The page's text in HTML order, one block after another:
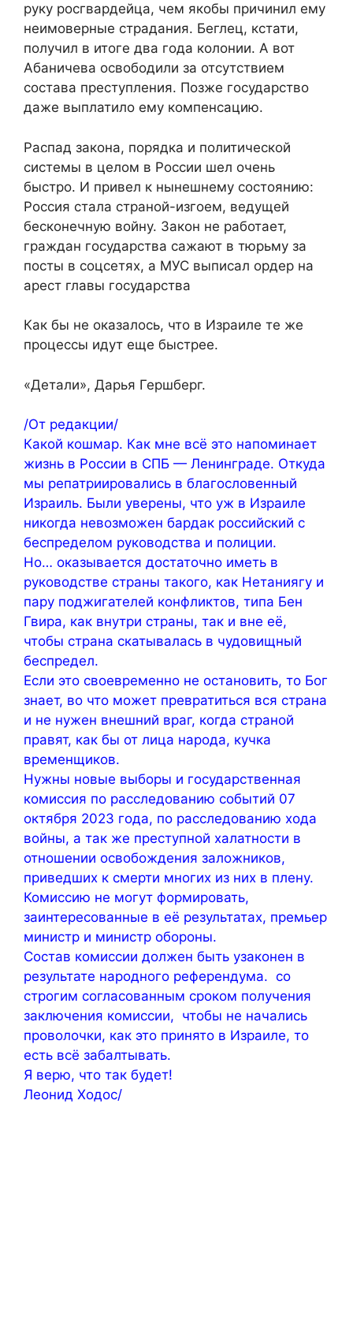
руку росгвардейца, чем якобы причинил ему
неимоверные страдания. Беглец, кстати,
получил в итоге два года колонии. А вот
Абаничева освободили за отсутствием
состава преступления. Позже государство
даже выплатило ему компенсацию.
Распад закона, порядка и политической
системы в целом в России шел очень
быстро. И привел к нынешнему состоянию:
Россия стала страной-изгоем, ведущей
бесконечную войну. Закон не работает,
граждан государства сажают в тюрьму за
посты в соцсетях, а МУС выписал ордер на
арест главы государства
Как бы не оказалось, что в Израиле те же
процессы идут еще быстрее.
«Детали», Дарья Гершберг.
/От редакции/
Какой кошмар. Как мне всё это напоминает
жизнь в России в СПБ — Ленинграде. Откуда
мы репатриировались в благословенный
Израиль. Были уверены, что уж в Израиле
никогда невозможен бардак российский с
беспределом руководства и полиции.
Но… оказывается достаточно иметь в
руководстве страны такого, как Нетаниягу и
пару поджигателей конфликтов, типа Бен
Гвира, как внутри страны, так и вне её,
чтобы страна скатывалась в чудовищный
беспредел.
Если это своевременно не остановить, то Бог
знает, во что может превратиться вся страна
и не нужен внешний враг, когда страной
правят, как бы от лица народа, кучка
временщиков.
Нужны новые выборы и государственная
комиссия по расследованию событий 07
октября 2023 года, по расследованию хода
войны, а так же преступной халатности в
отношении освобождения заложников,
приведших к смерти многих из них в плену.
Комиссию не могут формировать,
заинтересованные в её результатах, премьер
министр и министр обороны.
Состав комиссии должен быть узаконен в
результате народного референдума. со
строгим согласованным сроком получения
заключения комиссии, чтобы не начались
проволочки, как это принято в Израиле, то
есть всё забалтывать.
Я верю, что так будет!
Леонид Ходос/